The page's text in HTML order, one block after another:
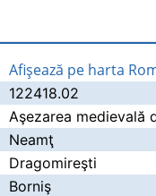
Afişează pe harta
122418.02
Aşezarea medievală
Neamţ
Dragomireşti
Borniş